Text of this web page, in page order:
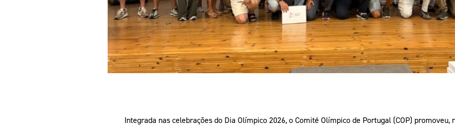
Integrada nas celebrações do Dia Olímpico 2026, o Comité Olímpico de Portugal (COP) promoveu,